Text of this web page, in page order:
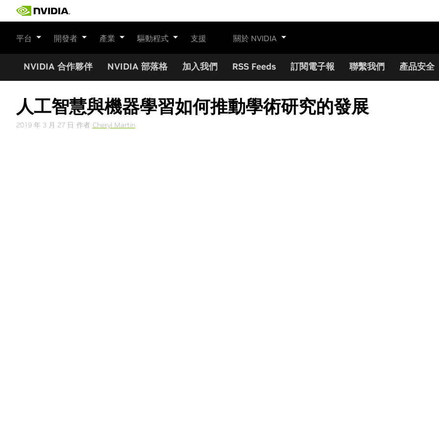
平台 開發者 產業 驅動程式 支援 關於 NVIDIA
NVIDIA 合作夥伴 NVIDIA 部落格 加入我們 RSS Feeds 訂閱電子報 聯繫我們 產品安全
人工智慧與機器學習如何推動學術研究的發展
2019 年 3 月 27 日 作者 Cheryl Martin